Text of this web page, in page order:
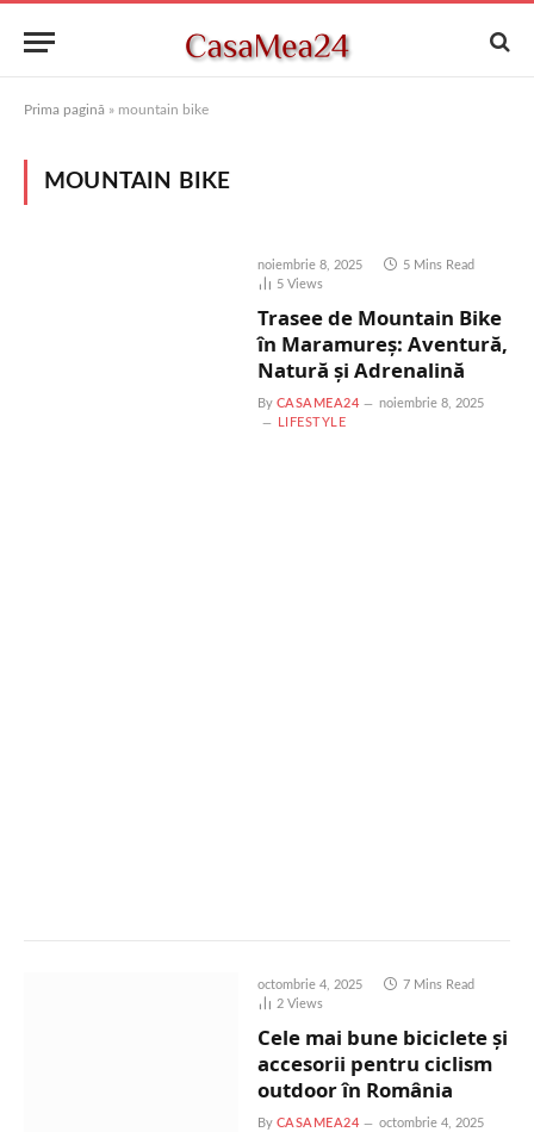
Prima pagină » mountain bike
MOUNTAIN BIKE
noiembrie 8, 2025
5 Mins Read
5 Views
Trasee de Mountain Bike
în Maramureș: Aventură,
Natură și Adrenalină
By CASAMEA24
noiembrie 8, 2025
LIFESTYLE
octombrie 4, 2025
7 Mins Read
2 Views
Cele mai bune biciclete și
accesorii pentru ciclism
outdoor în România
By CASAMEA24
octombrie 4, 2025